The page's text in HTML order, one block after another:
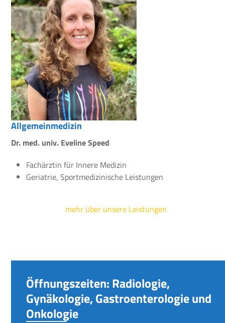
Allgemeinmedizin
Dr. med. univ. Eveline Speed
Fachärztin für Innere Medizin
Geriatrie, Sportmedizinische Leistungen
mehr über unsere Leistungen
Öffnungszeiten: Radiologie,
Gynäkologie, Gastroenterologie und
Onkologie